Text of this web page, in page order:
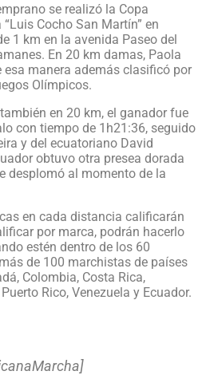
se realizó la Copa
Cocho San Martín” en
1 km en la avenida Paseo del
En 20 km damas, Paola
esa manera además clasificó por
Olímpicos.
en 20 km, el ganador fue
con tiempo de 1h21:36, seguido
y del ecuatoriano David
obtuvo otra presea dorada
desplomó al momento de la
en cada distancia calificarán
por marca, podrán hacerlo
estén dentro de los 60
de 100 marchistas de países
Colombia, Costa Rica,
Rico, Venezuela y Ecuador.